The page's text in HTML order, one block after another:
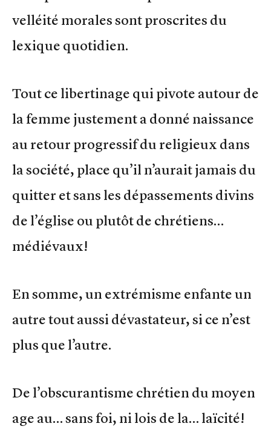
velléité morales sont proscrites du
lexique quotidien.
Tout ce libertinage qui pivote autour de
la femme justement a donné naissance
au retour progressif du religieux dans
la société, place qu’il n’aurait jamais du
quitter et sans les dépassements divins
de l’église ou plutôt de chrétiens…
médiévaux!
En somme, un extrémisme enfante un
autre tout aussi dévastateur, si ce n’est
plus que l’autre.
De l’obscurantisme chrétien du moyen
age au… sans foi, ni lois de la… laïcité!